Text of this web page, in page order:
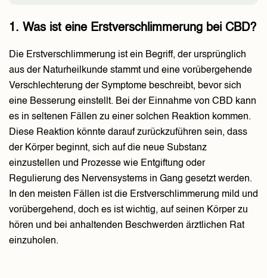
1. Was ist eine Erstverschlimmerung bei CBD?
Die Erstverschlimmerung ist ein Begriff, der ursprünglich
aus der Naturheilkunde stammt und eine vorübergehende
Verschlechterung der Symptome beschreibt, bevor sich
eine Besserung einstellt. Bei der Einnahme von CBD kann
es in seltenen Fällen zu einer solchen Reaktion kommen.
Diese Reaktion könnte darauf zurückzuführen sein, dass
der Körper beginnt, sich auf die neue Substanz
einzustellen und Prozesse wie Entgiftung oder
Regulierung des Nervensystems in Gang gesetzt werden.
In den meisten Fällen ist die Erstverschlimmerung mild und
vorübergehend, doch es ist wichtig, auf seinen Körper zu
hören und bei anhaltenden Beschwerden ärztlichen Rat
einzuholen.